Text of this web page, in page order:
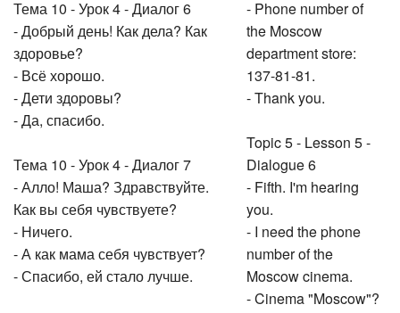
Тема 10 - Урок 4 - Диалог 6
- Добрый день! Как дела? Как
здоровье?
- Всё хорошо.
- Дети здоровы?
- Да, спасибо.
Тема 10 - Урок 4 - Диалог 7
- Алло! Маша? Здравствуйте.
Как вы себя чувствуете?
- Ничего.
- А как мама себя чувствует?
- Спасибо, ей стало лучше.
- Phone number of
the Moscow
department store:
137-81-81.
- Thank you.
Topic 5 - Lesson 5 -
Dialogue 6
- Fifth. I'm hearing
you.
- I need the phone
number of the
Moscow cinema.
- Cinema "Moscow"?